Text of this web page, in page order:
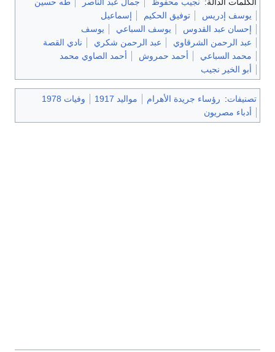
يوسف إدريس
توفيق الحكيم
إسماعيل
إحسان عبد القدوس
يوسف السباعي
يوسف
عبد الرحمن الشرقاوي
عبد الرحمن شكري
نادي القصة
محمد السباعي
أحمد حمروش
أحمد الصاوي محمد
أبو الخير نجيب
تصنيفات: رؤساء جريدة الأهرام مواليد 1917
وفيات 1978
أدباء مصريون